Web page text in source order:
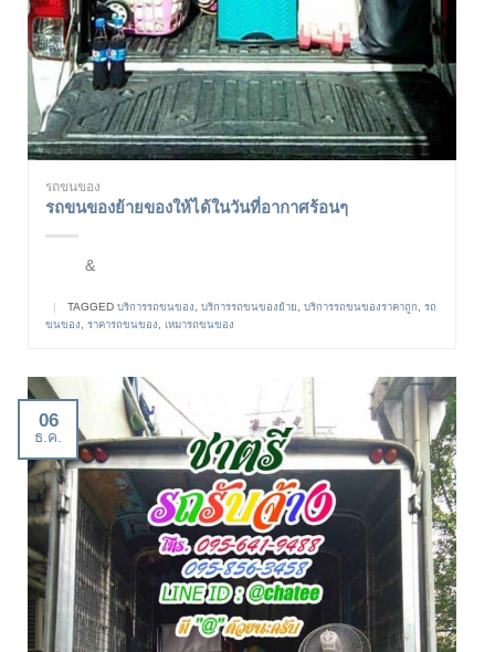
รถขนของ
รถขนของย้ายของให้ได้ในวันที่อากาศร้อนๆ
&
| TAGGED บริการรถขนของ, บริการรถขนของย้าย, บริการรถขนของราคาถูก, รถ
ขนของ, ราคารถขนของ, เหมารถขนของ
06
ธ.ค.